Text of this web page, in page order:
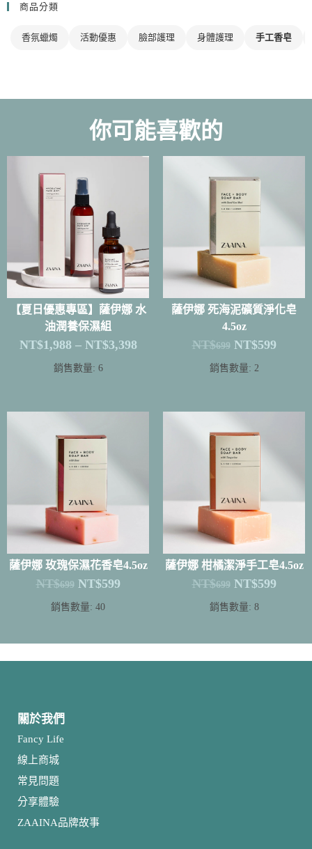
商品分類
香氛蠟燭 活動優惠 臉部護理 身體護理 手工香皂
你可能喜歡的
【夏日優惠專區】薩伊娜 水
油潤養保濕組
NT$1,988 – NT$3,398
銷售數量: 6
薩伊娜 死海泥礦質淨化皂
4.5oz
NT$699 NT$599
銷售數量: 2
薩伊娜 玫瑰保濕花香皂4.5oz
NT$699 NT$599
銷售數量: 40
薩伊娜 柑橘潔淨手工皂4.5oz
NT$699 NT$599
銷售數量: 8
關於我們
Fancy Life
線上商城
常見問題
分享體驗
ZAAINA品牌故事